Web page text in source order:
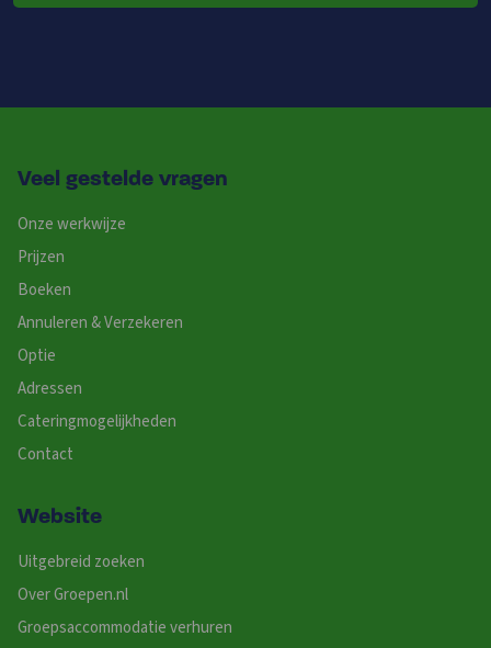
Veel gestelde vragen
Onze werkwijze
Prijzen
Boeken
Annuleren & Verzekeren
Optie
Adressen
Cateringmogelijkheden
Contact
Website
Uitgebreid zoeken
Over Groepen.nl
Groepsaccommodatie verhuren